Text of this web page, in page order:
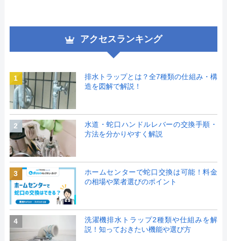
アクセスランキング
1
排水トラップとは？全7種類の仕組み・構
造を図解で解説！
2
水道・蛇口ハンドルレバーの交換手順・
方法を分かりやすく解説
3
ホームセンターで蛇口交換は可能！料金
の相場や業者選びのポイント
4
洗濯機排水トラップ2種類や仕組みを解
説！知っておきたい機能や選び方